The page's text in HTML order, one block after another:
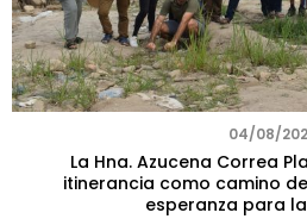
04/08/
La Hna. Azucena Correa
itinerancia como camino
esperanza para